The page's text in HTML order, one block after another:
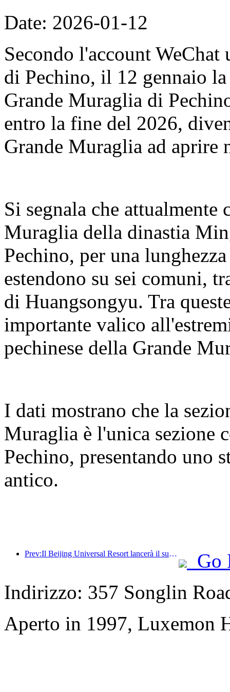
Date: 2026-01-12
Secondo l'account
di Pechino, il 12 gennaio
Grande Muraglia di
entro la fine del 2026,
Grande Muraglia ad aprire
Si segnala che
Muraglia della dinastia
Pechino, per una
estendono su sei comuni,
di Huangsongyu. Tra
importante valico
pechinese della Grande
I dati mostrano che la
Muraglia è l'unica sezione
Pechino, presentando uno
antico.
Prev:Il Beijing Universal Resort lancerà il suo evento universale del Capodanno cinese il 23 gennaio, che durerà 40 giorni.
Go
Indirizzo: 357 Songlin
Aperto in 1997, Luxemon